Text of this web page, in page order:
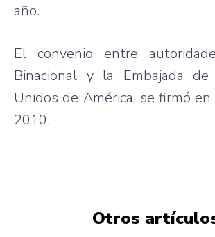
año.
El convenio entre
Binacional y la Embajada
Unidos de América, se firmó
2010.
Otros